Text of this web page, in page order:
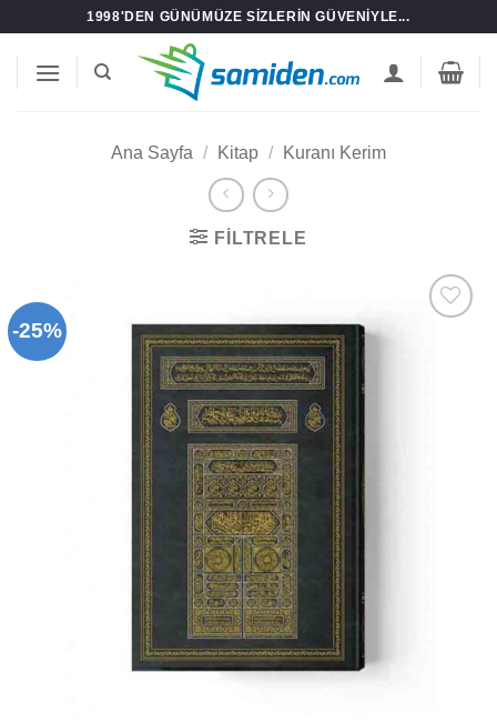
1998'DEN GÜNÜMÜZE SIZLERIN GÜVENIYLE...
Ana Sayfa / Kitap / Kuranı Kerim
FILTRELE
-25%